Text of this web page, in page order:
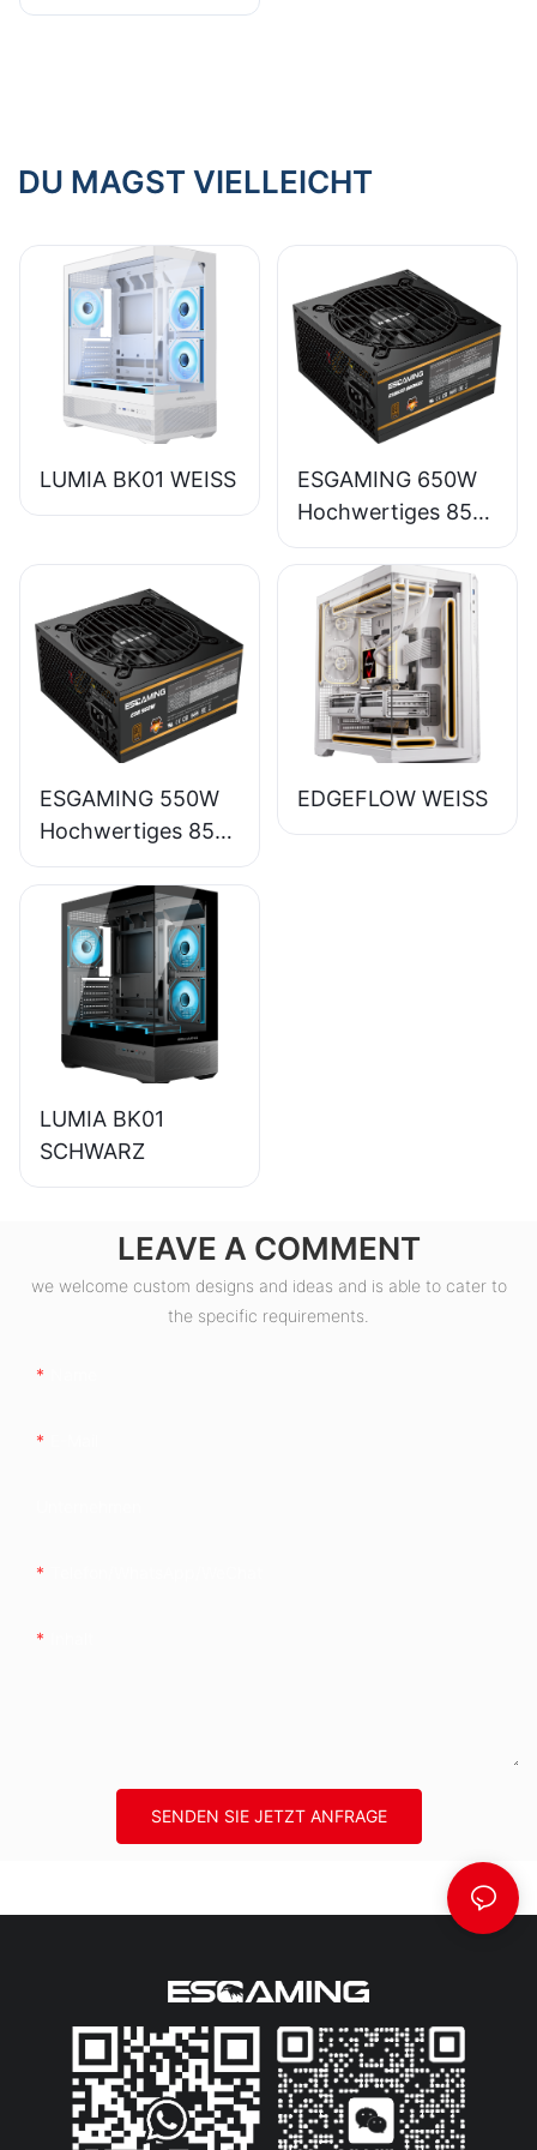
mit einfachem
DU MAGST VIELLEICHT
LUMIA BK01 WEISS
ESGAMING 650W
Hochwertiges 85%
Wirkungsgrad
Vollmodul 80+
Bronze Desktop-
PC-Netzteil
ESB650W
ESGAMING 550W
Hochwertiges 85%
Wirkungsgrad 80+
Bronze Desktop-
PC-Netzteil
ESB550W
EDGEFLOW WEISS
LUMIA BK01
SCHWARZ
LEAVE A COMMENT
we welcome custom designs and ideas and is able to cater to
the specific requirements.
SENDEN SIE JETZT ANFRAGE